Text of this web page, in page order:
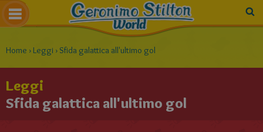
Home › Leggi › Sfida galattica all'ultimo gol
Leggi
Sfida galattica all'ultimo gol